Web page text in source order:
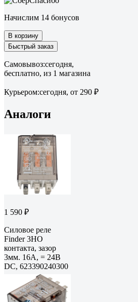
Начислим 14 бонусов
В корзину
Быстрый заказ
Самовывоз:сегодня,
бесплатно, из 1 магазина
Курьером:сегодня, от 290 ₽
Аналоги
1 590 ₽
Силовое реле
Finder 3НО
контакта, зазор
3мм. 16А, = 24В
DC, 623390240300